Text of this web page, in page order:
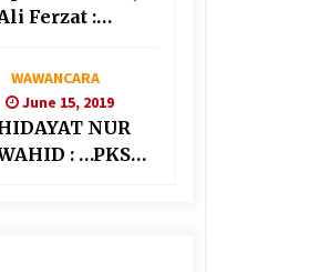
Ferzat :
Kekuatan Asing
“Bermain” di
WAWANCARA
June 15, 2019
NUR
: …PKS